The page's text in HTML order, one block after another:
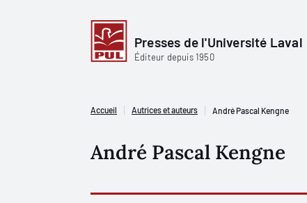
Presses de l'Université Laval
Éditeur depuis 1950
Accueil Autrices et auteurs André Pascal Kengne
André Pascal Kengne